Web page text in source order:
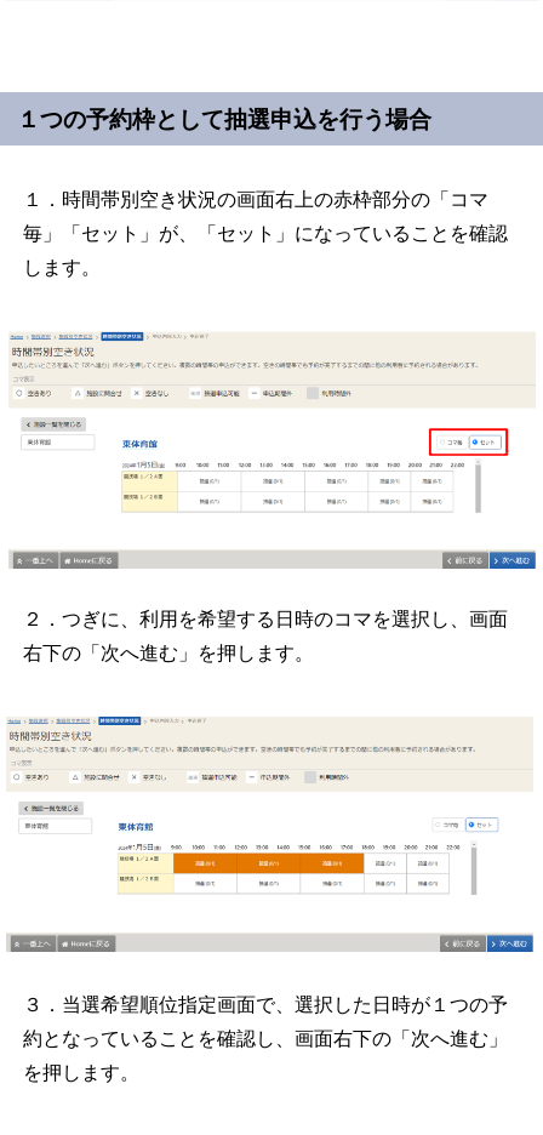
１つの予約枠として抽選申込を行う場合
１．時間帯別空き状況の画面右上の赤枠部分の「コマ
毎」「セット」が、「セット」になっていることを確認
します。
２．つぎに、利用を希望する日時のコマを選択し、画面
右下の「次へ進む」を押します。
３．当選希望順位指定画面で、選択した日時が１つの予
約となっていることを確認し、画面右下の「次へ進む」
を押します。